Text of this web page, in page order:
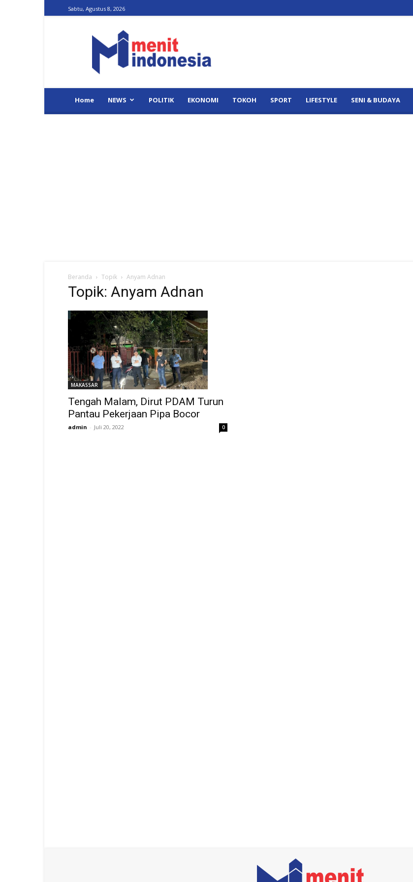
Sabtu, Agustus 8, 2026
Indonesia
Home NEWS POLITIK EKONOMI TOKOH SPORT LIFESTYLE SENI & BUDAYA
Beranda Topik Anyam Adnan
Topik: Anyam Adnan
MAKASSAR
Tengah Malam, Dirut PDAM Turun
Pantau Pekerjaan Pipa Bocor
admin - Juli 20, 2022 0